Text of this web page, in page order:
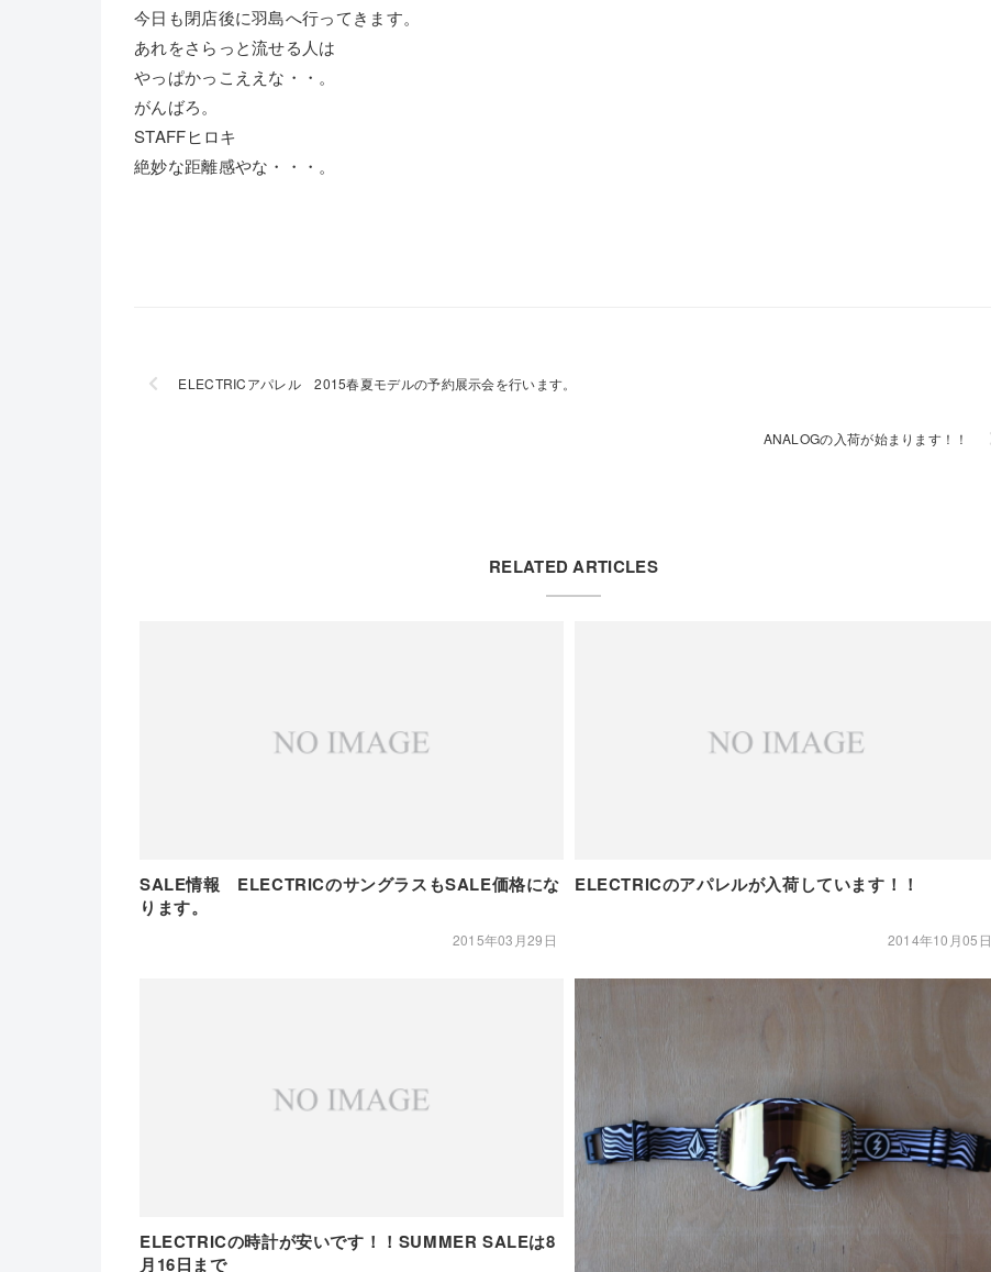
今日も閉店後に羽島へ行ってきます。
あれをさらっと流せる人は
やっぱかっこええな・・。
がんばろ。
STAFFヒロキ
絶妙な距離感やな・・・。
ELECTRICアパレル 2015春夏モデルの予約展示会を行います。
ANALOGの入荷が始まります！！
RELATED ARTICLES
SALE情報 ELECTRICのサングラスもSALE価格にな
ります。
2015年03月29日
ELECTRICのアパレルが入荷しています！！
2014年10月05日
ELECTRICの時計が安いです！！SUMMER SALEは8
月16日まで